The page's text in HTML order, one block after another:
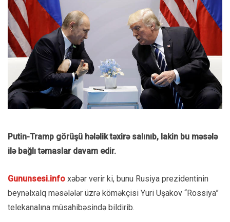
Putin-Tramp görüşü hələlik təxirə salınıb, lakin bu məsələ
ilə bağlı təmaslar davam edir.
Gununsesi.info xəbər verir ki, bunu Rusiya prezidentinin
beynəlxalq məsələlər üzrə köməkçisi Yuri Uşakov “Rossiya”
telekanalına müsahibəsində bildirib.